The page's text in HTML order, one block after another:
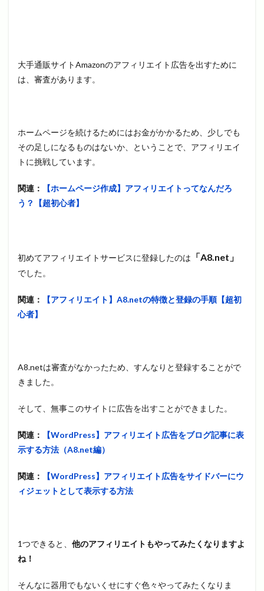
大手通販サイトAmazonのアフィリエイト広告を出すために
は、審査があります。
ホームページを続けるためにはお金がかかるため、少しでも
その足しになるものはないか、ということで、アフィリエイ
トに挑戦しています。
関連：
【ホームページ作成】アフィリエイトってなんだろ
う？【超初心者】
初めてアフィリエイトサービスに登録したのは 「A8.net」
でした。
関連：
【アフィリエイト】A8.netの特徴と登録の手順【超初
心者】
A8.netは審査がなかったため、すんなりと登録することがで
きました。
そして、無事このサイトに広告を出すことができました。
関連：
【WordPress】アフィリエイト広告をブログ記事に表
示する方法（A8.net編）
関連：
【WordPress】アフィリエイト広告をサイドバーにウ
ィジェットとして表示する方法
1つできると、 他のアフィリエイトもやってみたくなりますよ
ね！
そんなに器用でもないくせにすぐ色々やってみたくなりま